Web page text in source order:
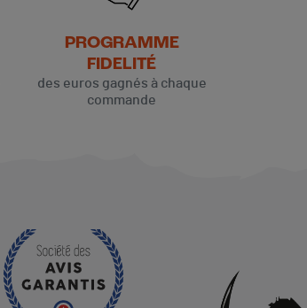
PROGRAMME
FIDELITÉ
des euros gagnés à chaque
commande